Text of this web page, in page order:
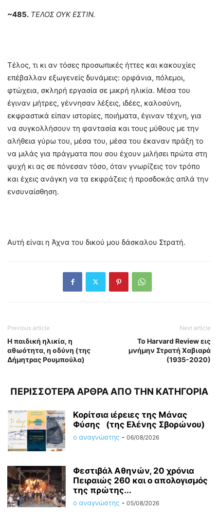
~485. ΤΕΛΟΣ ΟΥΚ ΕΣΤΙΝ.
Τέλος, τι κι αν τόσες προσωπικές ήττες και κακουχίες
επέβαλλαν εξωγενείς δυνάμεις: ορφάνια, πόλεμοι,
φτώχεια, σκληρή εργασία σε μικρή ηλικία. Μέσα του
έγιναν μήτρες, γέννησαν λέξεις, ιδέες, καλοσύνη,
εκφραστικά είπαν ιστορίες, ποιήματα, έγιναν τέχνη, για
να συγκολλήσουν τη φαντασία και τους μύθους με την
αλήθεια γύρω του, μέσα του, μέσα του έκαναν πράξη το
να μιλάς για πράγματα που σου έχουν μιλήσει πρώτα στη
ψυχή κι ας σε πόνεσαν τόσο, όταν γνωρίζεις τον τρόπο
και έχεις ανάγκη να τα εκφράζεις ή προσδοκάς απλά την
ενσυναίσθηση.
Αυτή είναι η Άχνα του δικού μου δάσκαλου Στρατή.
Previous article
Η παιδική ηλικία, η
αθωότητα, η οδύνη (της
Δήμητρας Ρουμπούλα)
Next article
Το Harvard Review εις
μνήμην Στρατή Χαβιαρά
(1935-2020)
ΠΕΡΙΣΣΟΤΕΡΑ ΑΡΘΡΑ ΑΠΟ ΤΗΝ ΚΑΤΗΓΟΡΙΑ
Κορίτσια ιέρειες της Μάνας
Φύσης (της Ελένης Σβορώνου)
ο αναγνώστης - 06/08/2026
Φεστιβάλ Αθηνών, 20 χρόνια
Πειραιώς 260 και ο απολογισμός
της πρώτης...
ο αναγνώστης - 05/08/2026